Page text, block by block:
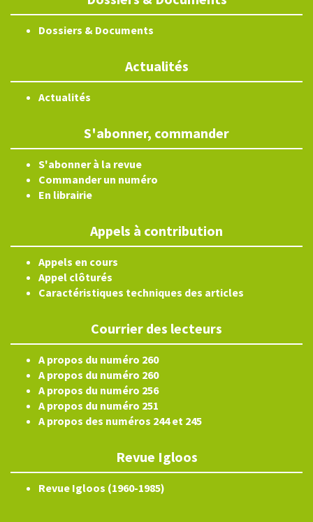
Dossiers & Documents
Actualités
Actualités
S'abonner, commander
S'abonner à la revue
Commander un numéro
En librairie
Appels à contribution
Appels en cours
Appel clôturés
Caractéristiques techniques des articles
Courrier des lecteurs
A propos du numéro 260
A propos du numéro 260
A propos du numéro 256
A propos du numéro 251
A propos des numéros 244 et 245
Revue Igloos
Revue Igloos (1960-1985)